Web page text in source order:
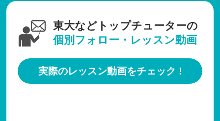
東大などトップチューターの
個別フォロー・レッスン動画
実際のレッスン動画をチェック !